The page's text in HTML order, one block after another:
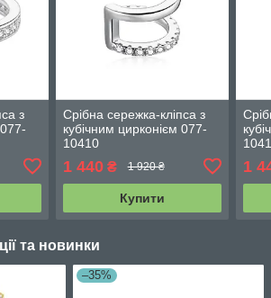
з
Срібна сережка-кліпса з
кубічним цирконієм 077-
10410
1 440₴ 1 920 ₴
Купити
1
та новинки
–35%